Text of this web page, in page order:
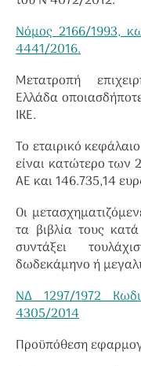
Νόμος 2166/1993,
4441/2016.
Μετατροπή
Ελλάδα
ΙΚΕ.
Το εταιρικό
είναι κατώτερο των
ΑΕ και 146.735,14
Οι
τα βιβλία τους
συντάξει
δωδεκάμηνο ή
ΝΔ 1297/1972
4305/2014
Προϋπόθεση